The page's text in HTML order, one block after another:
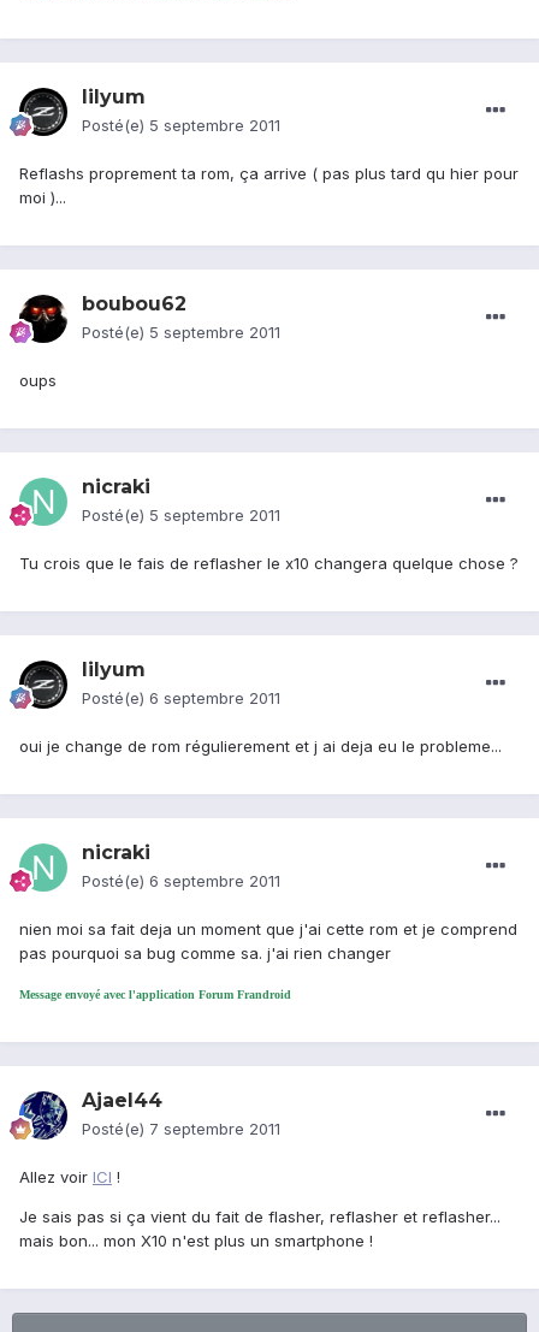
lilyum
Posté(e) 5 septembre 2011
Reflashs proprement ta rom, ça arrive ( pas plus tard qu hier pour
moi )...
boubou62
Posté(e) 5 septembre 2011
oups
nicraki
Posté(e) 5 septembre 2011
Tu crois que le fais de reflasher le x10 changera quelque chose ?
lilyum
Posté(e) 6 septembre 2011
oui je change de rom régulierement et j ai deja eu le probleme...
nicraki
Posté(e) 6 septembre 2011
nien moi sa fait deja un moment que j'ai cette rom et je comprend
pas pourquoi sa bug comme sa. j'ai rien changer
Message envoyé avec l'application Forum Frandroid
Ajael44
Posté(e) 7 septembre 2011
Allez voir ICI !
Je sais pas si ça vient du fait de flasher, reflasher et reflasher...
mais bon... mon X10 n'est plus un smartphone !